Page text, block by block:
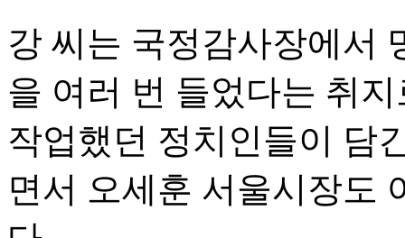
강 씨는 국정감사장에서
을 여러 번 들었다는 취
작업했던 정치인들이 담
면서 오세훈 서울시장도